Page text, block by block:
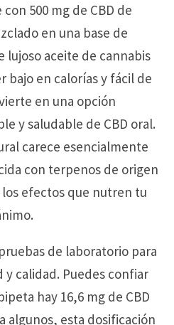
500 mg de CBD de
en una base de
lujoso aceite de cannabis
bajo en calorías y fácil de
en una opción
y saludable de CBD oral.
carece esencialmente
con terpenos de origen
efectos que nutren tu
de laboratorio para
y calidad. Puedes confiar
hay 16,6 mg de CBD
algunos, esta dosificación